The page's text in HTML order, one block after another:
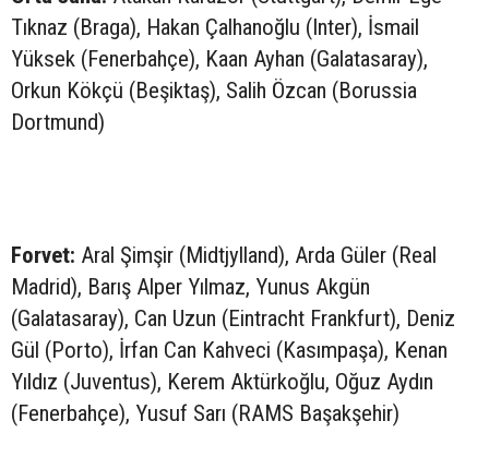
Tıknaz (Braga), Hakan Çalhanoğlu (Inter), İsmail
Yüksek (Fenerbahçe), Kaan Ayhan (Galatasaray),
Orkun Kökçü (Beşiktaş), Salih Özcan (Borussia
Dortmund)
Forvet: Aral Şimşir (Midtjylland), Arda Güler (Real
Madrid), Barış Alper Yılmaz, Yunus Akgün
(Galatasaray), Can Uzun (Eintracht Frankfurt), Deniz
Gül (Porto), İrfan Can Kahveci (Kasımpaşa), Kenan
Yıldız (Juventus), Kerem Aktürkoğlu, Oğuz Aydın
(Fenerbahçe), Yusuf Sarı (RAMS Başakşehir)